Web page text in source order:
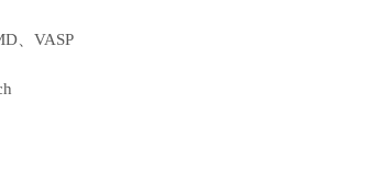
、VASP